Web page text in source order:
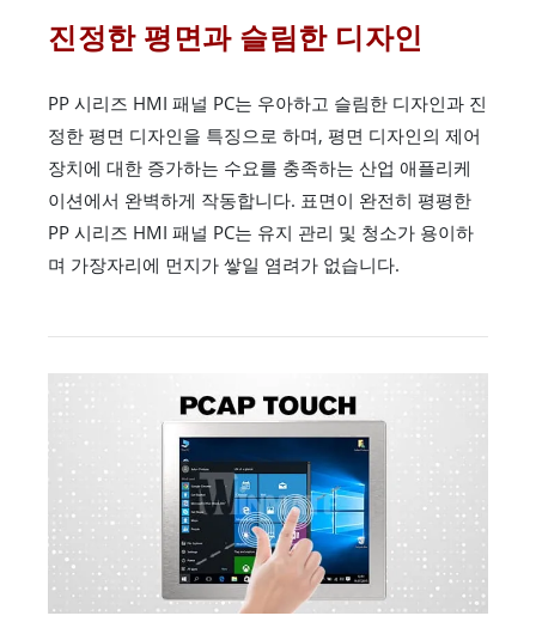
진정한 평면과 슬림한 디자인
PP 시리즈 HMI 패널 PC는 우아하고 슬림한 디자인과 진
정한 평면 디자인을 특징으로 하며, 평면 디자인의 제어
장치에 대한 증가하는 수요를 충족하는 산업 애플리케
이션에서 완벽하게 작동합니다. 표면이 완전히 평평한
PP 시리즈 HMI 패널 PC는 유지 관리 및 청소가 용이하
며 가장자리에 먼지가 쌓일 염려가 없습니다.